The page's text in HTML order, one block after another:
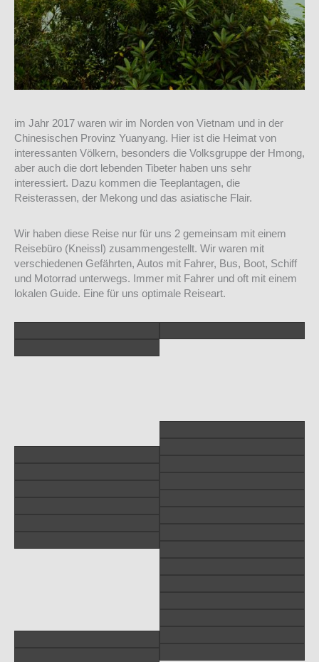
im Jahr 2017 waren wir im Norden von Vietnam und in der
Chinesischen Provinz Yuanyang. Hier ist die Heimat von
interessanten Völkern, besonders die Volksgruppe der Hmong,
aber auch die dort lebenden Tibeter haben uns sehr
interessiert. Dazu kommen die Teeplantagen, die
Reisterassen, der Mekong und das asiatische Flair.
Wir haben diese Reise nur für uns 2 gemeinsam mit einem
Reisebüro (Kneissl) zusammengestellt. Wir waren mit
verschiedenen Gefährten, Autos mit Fahrer, Bus, Boot, Schiff
und Motorrad unterwegs. Immer mit Fahrer und oft mit einem
lokalen Guide. Eine für uns optimale Reiseart.